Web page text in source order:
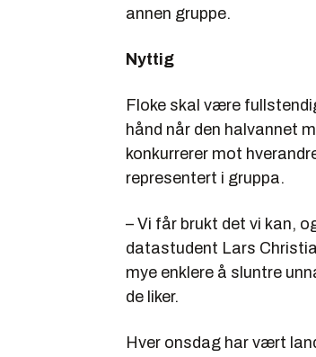
annen gruppe.
Nyttig
Floke skal være
hånd når den halvannet
konkurrerer mot
representert i gruppa.
– Vi får brukt det vi kan,
datastudent Lars
mye enklere å sluntre
de liker.
Hver onsdag har vært